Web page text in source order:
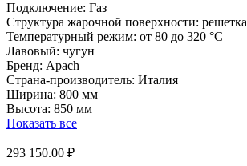
Подключение: Газ
Структура жарочной поверхности: решетка
Температурный режим: от 80 до 320 °С
Лавовый: чугун
Бренд: Apach
Страна-производитель: Италия
Ширина: 800 мм
Высота: 850 мм
Показать все
293 150.00 ₽